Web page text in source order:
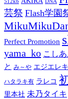
512kb DNA
芸祭 Flash学園
Perfect Promotion
yama_ko こし
と み～や エジエレキ
ハタラキ有 ラレコ
里本社 未乃タイキ